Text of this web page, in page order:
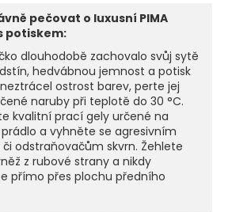
pečovat o luxusní PIMA
potiskem:
dlouhodobě zachovalo svůj sytě
hedvábnou jemnost a potisk
ostrost barev, perte jej
naruby při teplotě do 30 °C.
kvalitní prací gely určené na
a vyhněte se agresivním
odstraňovačům skvrn. Žehlete
z rubové strany a nikdy
přímo přes plochu předního